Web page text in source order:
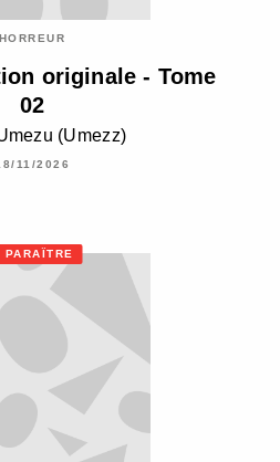
HORREUR
originale - Tome
02
(Umezz)
11/2026
PARAÎTRE